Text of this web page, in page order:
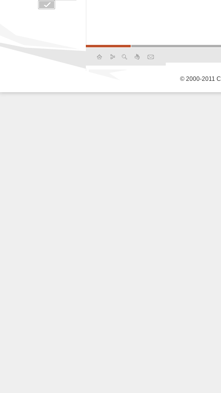
© 2000-2011